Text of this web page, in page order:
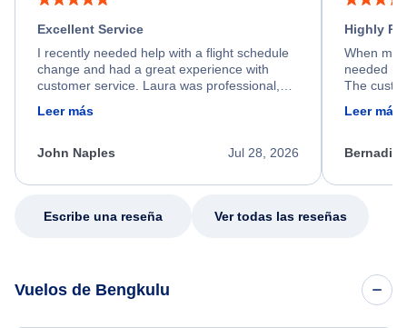
Excellent Service
I recently needed help with a flight schedule
change and had a great experience with
customer service. Laura was professional,
friendly, and very helpful throughout the
process. She quickly found a solution and
appreciate her excellent service.
Leer más
Jul 28, 2026
John Naples
Highly
When my
needed
The
calm,
my issue.
Leer más
Escribe una reseña Ver todas las reseñas
Vuelos de Bengkulu